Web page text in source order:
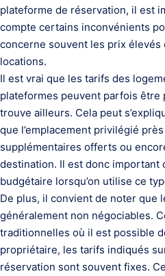
plateforme de réservation, il est
compte certains inconvénients
concerne souvent les prix élevés
locations.
Il est vrai que les tarifs des
plateformes peuvent parfois être
trouve ailleurs. Cela peut
que l’emplacement privilégié
supplémentaires offerts ou
destination. Il est donc important
budgétaire lorsqu’on utilise ce
De plus, il convient de noter que
généralement non négociables.
traditionnelles où il est possible
propriétaire, les tarifs indiqués
réservation sont souvent fixes.